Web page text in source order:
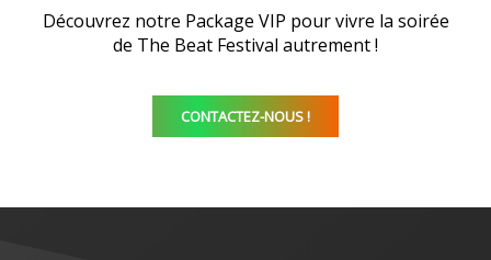
Découvrez notre Package VIP pour vivre la soirée
de The Beat Festival autrement !
CONTACTEZ-NOUS !